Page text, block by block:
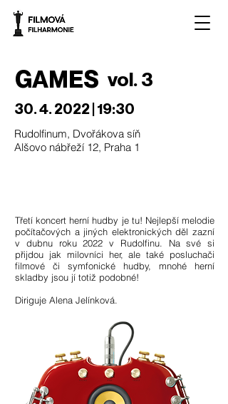
GAMES vol. 3
30. 4. 2022 | 19:30
Rudolfinum, Dvořákova síň
Alšovo nábřeží 12, Praha 1
Třetí koncert herní hudby je tu! Nejlepší melodie
počítačových a jiných elektronických děl zazní
v dubnu roku 2022 v Rudolfinu. Na své si
přijdou jak milovníci her, ale také posluchači
filmové či symfonické hudby, mnohé herní
skladby jsou jí totiž podobné!
Diriguje Alena Jelínková.